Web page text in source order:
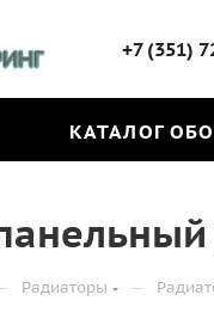
+7 (351)
КАТАЛОГ
Радиаторы —